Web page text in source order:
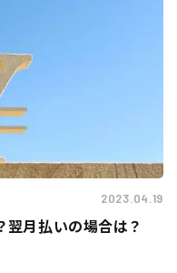
2023.04.19
月払いの場合は？